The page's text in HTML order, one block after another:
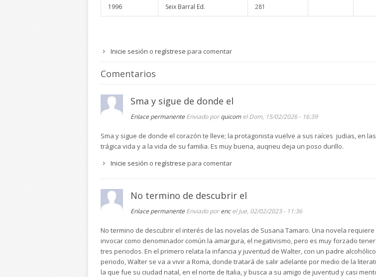
1996 Seix Barral Ed. 281
Inicie sesión o regístrese para comentar
Comentarios
Sma y sigue de donde el
Enlace permanente Enviado porquicomel Dom, 15/02/2026 - 16:39
Sma y sigue de donde el corazón te lleve; la protagonista vuelve a sus raíces judias, en
trágica vida y a la vida de su familia. Es muy buena, auqneu deja un poso durillo.
Inicie sesión o regístrese para comentar
No termino de descubrir el
Enlace permanente Enviado porencel Jue, 02/02/2023 - 11:36
No termino de descubrir el interés de las novelas de Susana Tamaro. Una novela
invocar como denominador común la amargura, el negativismo, pero es muy forzado
tres periodos. En el primero relata la infancia y juventud de Walter, con un padre
periodo, Walter se va a vivir a Roma, donde tratará de salir adelante por medio de la
la que fue su ciudad natal, en el norte de Italia, y busca a su amigo de juventud y casi